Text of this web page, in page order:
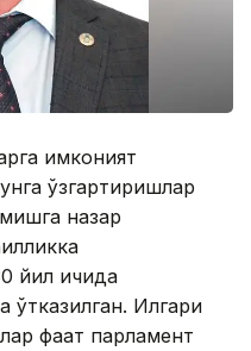
имконият
ўзгартиришлар
назар
йил ичида
ўтказилган. Илгари
фақат парламент